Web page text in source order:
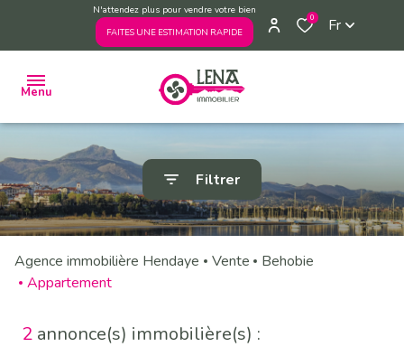
N'attendez plus pour vendre votre bien
FAITES UNE ESTIMATION RAPIDE
0 Fr
Menu
ACHETER
VENDRE
ESTIMER
VENDUS
PAR
L'AGENCE
Filtrer
Agence immobilière Hendaye Vente
Behobie
Appartement
2 annonce(s) immobilière(s) :